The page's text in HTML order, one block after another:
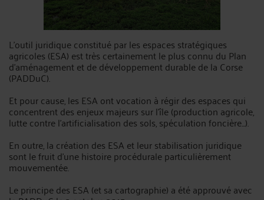
L'outil juridique constitué par les espaces stratégiques
agricoles (ESA) est très certainement le plus connu du Plan
d'aménagement et de développement durable de la Corse
(PADDuC).
Et pour cause, les ESA ont vocation à régir des espaces qui
concentrent des enjeux majeurs sur l'île (production agricole,
lutte contre l'artificialisation des sols, spéculation foncière...).
En outre, la création des ESA et leur stabilisation juridique
sont le fruit d'une histoire procédurale particulièrement
mouvementée.
Le principe des ESA (et sa cartographie) a été approuvé avec